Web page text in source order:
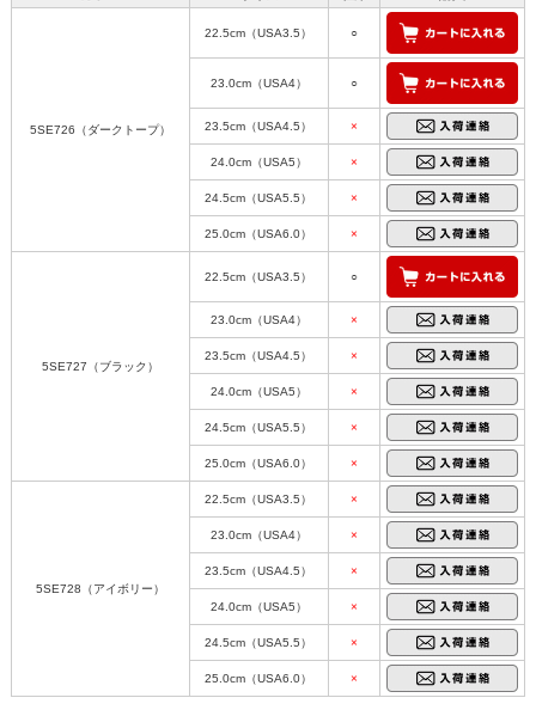
5SE726（ダークトープ）
22.5cm（USA3.5） ○
23.0cm（USA4） ○
23.5cm（USA4.5） ×
24.0cm（USA5） ×
24.5cm（USA5.5） ×
25.0cm（USA6.0） ×
5SE727（ブラック）
22.5cm（USA3.5） ○
23.0cm（USA4） ×
23.5cm（USA4.5） ×
24.0cm（USA5） ×
24.5cm（USA5.5） ×
25.0cm（USA6.0） ×
5SE728（アイボリー）
22.5cm（USA3.5） ×
23.0cm（USA4） ×
23.5cm（USA4.5） ×
24.0cm（USA5） ×
24.5cm（USA5.5） ×
25.0cm（USA6.0） ×